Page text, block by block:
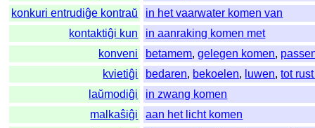
konkuri entrudiĝe kontraŭ
in het vaarwater komen van
kontaktiĝi kun
in aanraking komen met
konveni
betamem,gelegen komen,
kvietiĝi
bedaren, bekoelen, luwen,tot
laŭmodiĝi
in zwang komen
malkaŝiĝi
aan het licht komen